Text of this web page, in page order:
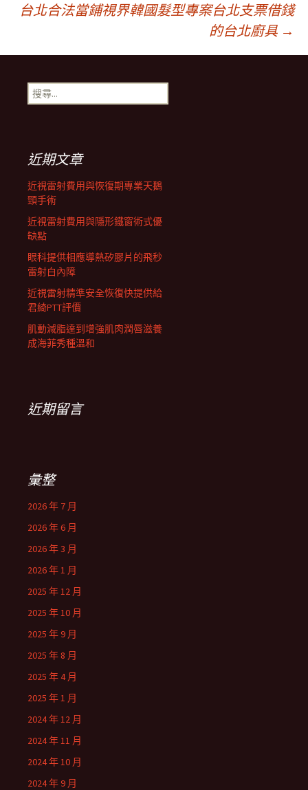
章
導
航
列
台北合法當鋪視界韓國髮型專案台北支票借錢
的台北廚具 →
搜
尋
近期文章
近視雷射費用與恢復期專業天鵝
頸手術
近視雷射費用與隱形鐵窗術式優
缺點
眼科提供相應導熱矽膠片的飛秒
雷射白內障
近視雷射精準安全恢復快提供給
君綺PTT評價
肌動減脂達到增強肌肉潤唇滋養
成海菲秀種溫和
近期留言
彙整
2026 年 7 月
2026 年 6 月
2026 年 3 月
2026 年 1 月
2025 年 12 月
2025 年 10 月
2025 年 9 月
2025 年 8 月
2025 年 4 月
2025 年 1 月
2024 年 12 月
2024 年 11 月
2024 年 10 月
2024 年 9 月